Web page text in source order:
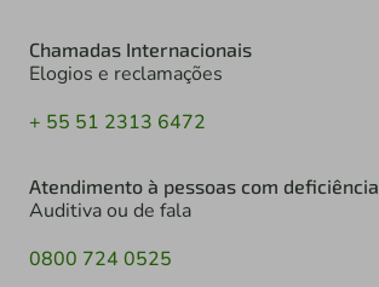
Chamadas Internacionais
Elogios e reclamações
+ 55 51 2313 6472
Atendimento à pessoas com deficiência
Auditiva ou de fala
0800 724 0525